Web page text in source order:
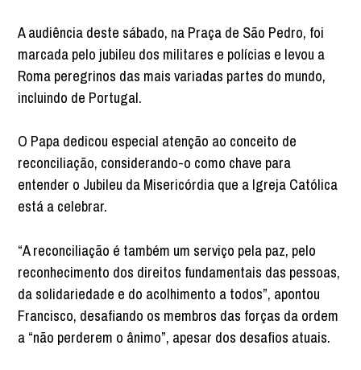
A audiência deste sábado, na Praça de São Pedro, foi
marcada pelo jubileu dos militares e polícias e levou a
Roma peregrinos das mais variadas partes do mundo,
incluindo de Portugal.
O Papa dedicou especial atenção ao conceito de
reconciliação, considerando-o como chave para
entender o Jubileu da Misericórdia que a Igreja Católica
está a celebrar.
“A reconciliação é também um serviço pela paz, pelo
reconhecimento dos direitos fundamentais das pessoas,
da solidariedade e do acolhimento a todos”, apontou
Francisco, desafiando os membros das forças da ordem
a “não perderem o ânimo”, apesar dos desafios atuais.